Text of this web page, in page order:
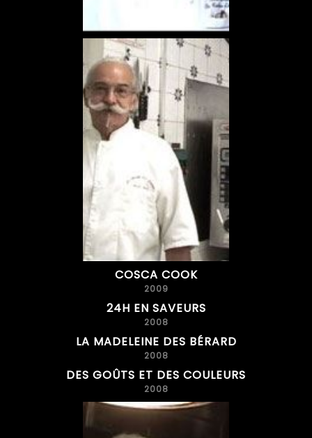
COSCA COOK
2009
24H EN SAVEURS
2008
LA MADELEINE DES BÉRARD
2008
DES GOÛTS ET DES COULEURS
2008